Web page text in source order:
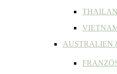
AUSTRALIEN